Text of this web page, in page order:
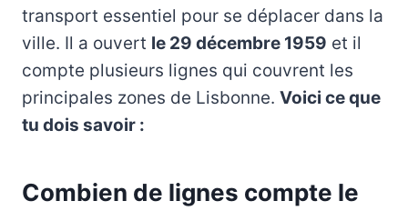
transport essentiel pour se déplacer dans la
ville. Il a ouvert le 29 décembre 1959 et il
compte plusieurs lignes qui couvrent les
principales zones de Lisbonne. Voici ce que
tu dois savoir :
Combien de lignes compte le